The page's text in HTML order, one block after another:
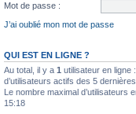
Mot de passe :
J’ai oublié mon mot de passe
QUI EST EN LIGNE ?
Au total, il y a 1 utilisateur en ligne
d’utilisateurs actifs des 5
Le nombre maximal d’utilisateurs
15:18